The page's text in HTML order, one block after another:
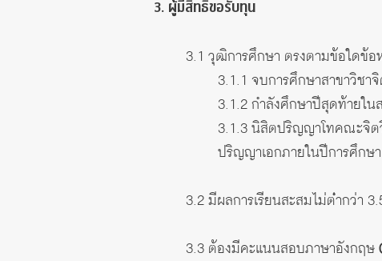
3. ผู้มีสิทธิ์ขอรับทุน
3.1 วุฒิการศึกษา ตรงตามข้อใดข้
3.1.1 จบการศึกษาสาขาวิช
3.1.2 กําลังศึกษาปีสุดท้ายใ
3.1.3 นิสิตปริญญาโทคณะจิ
ปริญญาเอกภายในปีการศึกษ
3.2 มีผลการเรียนสะสมไม่ต่ํากว่า
3.3 ต้องมีคะแนนสอบภาษาอังกฤษ